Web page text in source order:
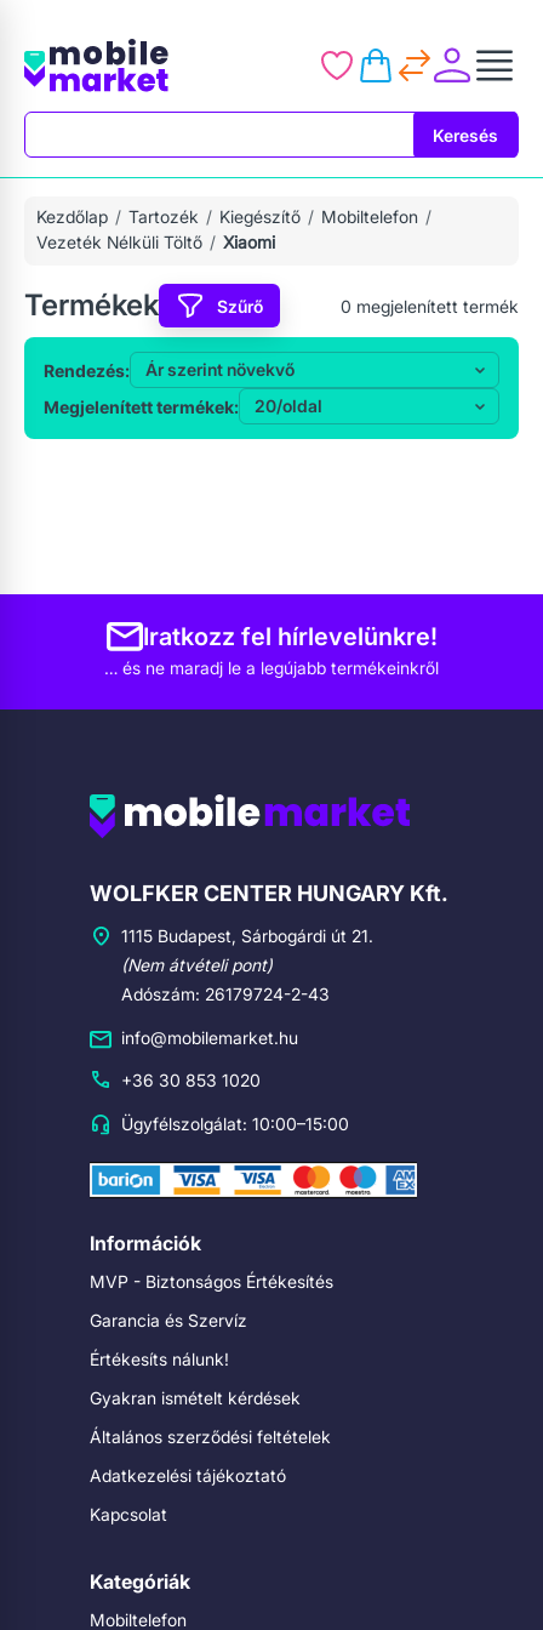
Keresés
Kezdőlap Tartozék Kiegészítő
Mobiltelefon
Vezeték Nélküli Töltő
Xiaomi
Termékek Szűrő 0 megjelenített termék
Rendezés:
Megjelenített termékek:
Iratkozz fel hírlevelünkre!
… és ne maradj le a legújabb termékeinkről
Cégadatok
WOLFKER CENTER HUNGARY Kft.
1115 Budapest, Sárbogárdi út 21.
(Nem átvételi pont)
Adószám: 26179724-2-43
info@mobilemarket.hu
+36 30 853 1020
Ügyfélszolgálat: 10:00–15:00
Információk
MVP - Biztonságos Értékesítés
Garancia és Szervíz
Értékesíts nálunk!
Gyakran ismételt kérdések
Általános szerződési feltételek
Adatkezelési tájékoztató
Kapcsolat
Kategóriák
Mobiltelefon